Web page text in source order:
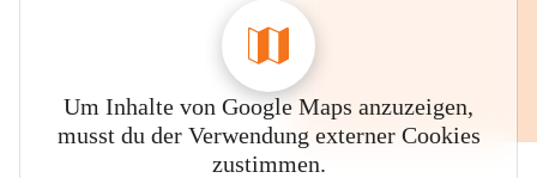
Um Inhalte von Google Maps anzuzeigen,
musst du der Verwendung externer Cookies
zustimmen.